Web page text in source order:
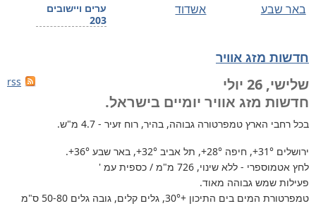
ערים ויישובים
203
אשדוד באר שבע
חדשות מזג אוויר
rss
שלישי, 26 יולי
חדשות מזג אוויר יומיים בישראל.
בכל רחבי הארץ טמפרטורה גבוהה, בהיר, רוח זעיר - 4.7 מ"ש.
ירושלים +31°, חיפה +28°, תל אביב +32°, באר שבע +36°
.
לחץ אטמוספרי - ללא שינוי, 726 מ"מ / כספית עמ '
פעילות שמש גבוהה מאוד.
טמפרטורת המים בים התיכון +30°
, גלים קלים, גובה גלים 50-80 ס"מ